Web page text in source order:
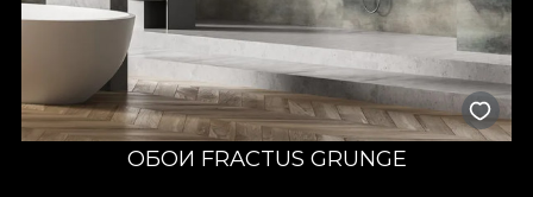
ОБОИ FRACTUS GRUNGE